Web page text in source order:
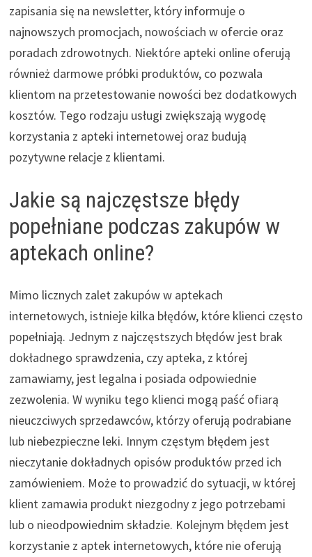
zapisania się na newsletter, który informuje o
najnowszych promocjach, nowościach w ofercie oraz
poradach zdrowotnych. Niektóre apteki online oferują
również darmowe próbki produktów, co pozwala
klientom na przetestowanie nowości bez dodatkowych
kosztów. Tego rodzaju usługi zwiększają wygodę
korzystania z apteki internetowej oraz budują
pozytywne relacje z klientami.
Jakie są najczęstsze błędy
popełniane podczas zakupów w
aptekach online?
Mimo licznych zalet zakupów w aptekach
internetowych, istnieje kilka błędów, które klienci często
popełniają. Jednym z najczęstszych błędów jest brak
dokładnego sprawdzenia, czy apteka, z której
zamawiamy, jest legalna i posiada odpowiednie
zezwolenia. W wyniku tego klienci mogą paść ofiarą
nieuczciwych sprzedawców, którzy oferują podrabiane
lub niebezpieczne leki. Innym częstym błędem jest
nieczytanie dokładnych opisów produktów przed ich
zamówieniem. Może to prowadzić do sytuacji, w której
klient zamawia produkt niezgodny z jego potrzebami
lub o nieodpowiednim składzie. Kolejnym błędem jest
korzystanie z aptek internetowych, które nie oferują